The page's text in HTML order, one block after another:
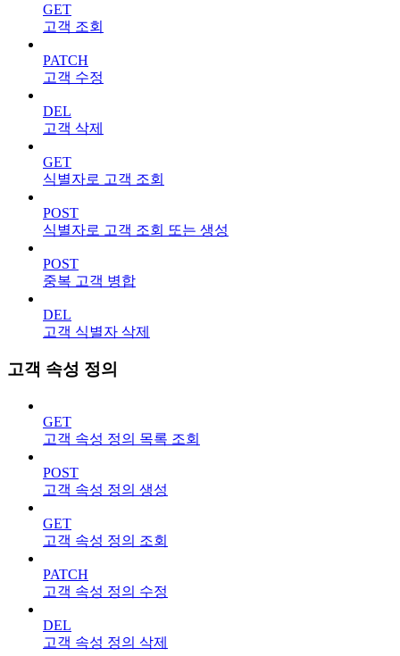
GET
고객 조회
PATCH
고객 수정
DEL
고객 삭제
GET
식별자로 고객 조회
POST
식별자로 고객 조회 또는 생성
POST
중복 고객 병합
DEL
고객 식별자 삭제
고객 속성 정의
GET
고객 속성 정의 목록 조회
POST
고객 속성 정의 생성
GET
고객 속성 정의 조회
PATCH
고객 속성 정의 수정
DEL
고객 속성 정의 삭제